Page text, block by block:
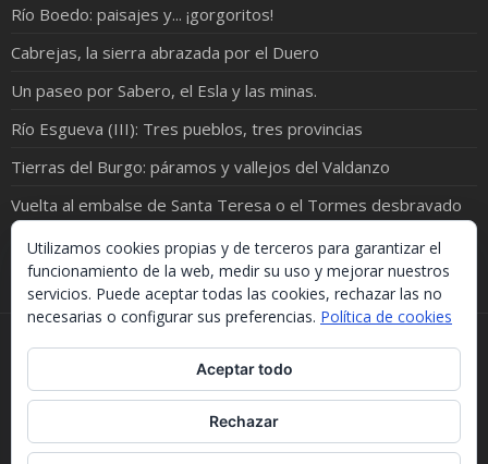
Río Boedo: paisajes y... ¡gorgoritos!
Cabrejas, la sierra abrazada por el Duero
Un paseo por Sabero, el Esla y las minas.
Río Esgueva (III): Tres pueblos, tres provincias
Tierras del Burgo: páramos y vallejos del Valdanzo
Vuelta al embalse de Santa Teresa o el Tormes desbravado
Y río Esgueva V: Valladolid y siempre… la Esgueva
Si necesitas algo de este blog puedes cogerlo, lo único
que te pido es que menciones la procedencia. Gracias.
Should you need something from this blog, just take it.
The only thing I'd ask you is to mention this site. Many
thanks.
Utilizamos cookies propias y de terceros para garantizar el
funcionamiento de la web, medir su uso y mejorar nuestros
servicios. Puede aceptar todas las cookies, rechazar las no
necesarias o configurar sus preferencias. Política de cookies
Aceptar todo
Rechazar